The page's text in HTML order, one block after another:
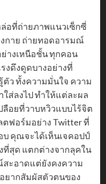
อที่ถ่ายภาพแนวเซ็กซี่
กาย ถ่ายทอดอารมณ์
างเหนือชั้น ทุกคอน
งดึงดูดบางอย่างที่
ว ทั้งความมั่นใจ ความ
ใส่ลงไป ทำให้แต่ละผล
อยที่วาบหวิวแบบไร้จิต
ฟอร์มอย่าง Twitter ที่
บ คุณจะได้เห็นเจคอปป์
ที่สุด แตกต่างจากลุคใน
สะอาดแต่ยังคงความ
ยากสัมผัสตัวตนของ